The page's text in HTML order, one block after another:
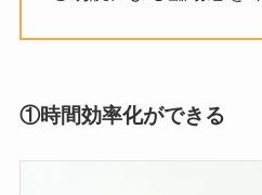
①時間効率化ができる